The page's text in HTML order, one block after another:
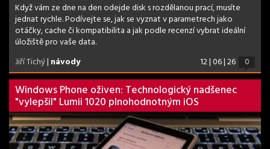
Když vám ze dne na den odejde disk s rozdělanou prací, musíte
jednat rychle. Podívejte se, jak se vyznat v parametrech jako
otáčky, cache či kompatibilita a jak podle recenzí vybrat ideální
úložiště pro vaše data.
Jiří Tichý| návody 12 | 06 | 26 0
Windows Phone oživen: Technologický nadšenec
"vylepšil" Lumii 1020 plnohodnotným iOS